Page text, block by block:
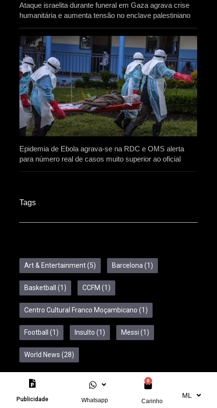
Publicidade Whatsapp
0
Carinho
ML
Ataque israelita durante funeral em Gaza agrava crise
humanitária e aumenta tensão no enclave palestiniano
Epidemia de Ebola agrava-se na RDC e OMS alerta
para número real de casos muito superior ao oficial
Tags
Art & Entertainment(5) Barcelona (1)
Basketball (1) CCFM (1)
Centro Cultural Franco Moçambicano (1)
Football (1) Insulto (1) Messi (1)
World News (28)